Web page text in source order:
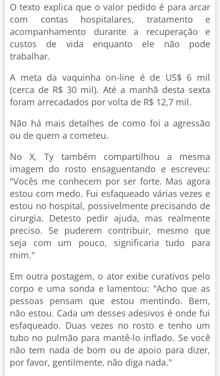
O texto explica que o valor pedido é para arcar
com contas hospitalares, tratamento e
acompanhamento durante a recuperação e
custos de vida enquanto ele não pode
trabalhar.
A meta da vaquinha on-line é de US$ 6 mil
(cerca de R$ 30 mil). Até a manhã desta sexta
foram arrecadados por volta de R$ 12,7 mil.
Não há mais detalhes de como foi a agressão
ou de quem a cometeu.
No X, Ty também compartilhou a mesma
imagem do rosto ensaguentando e escreveu:
"Vocês me conhecem por ser forte. Mas agora
estou com medo. Fui esfaqueado várias vezes e
estou no hospital, possivelmente precisando de
cirurgia. Detesto pedir ajuda, mas realmente
preciso. Se puderem contribuir, mesmo que
seja com um pouco, significaria tudo para
mim."
Em outra postagem, o ator exibe curativos pelo
corpo e uma sonda e lamentou: "Acho que as
pessoas pensam que estou mentindo. Bem,
não estou. Cada um desses adesivos é onde fui
esfaqueado. Duas vezes no rosto e tenho um
tubo no pulmão para mantê-lo inflado. Se você
não tem nada de bom ou de apoio para dizer,
por favor, gentilmente, não diga nada."